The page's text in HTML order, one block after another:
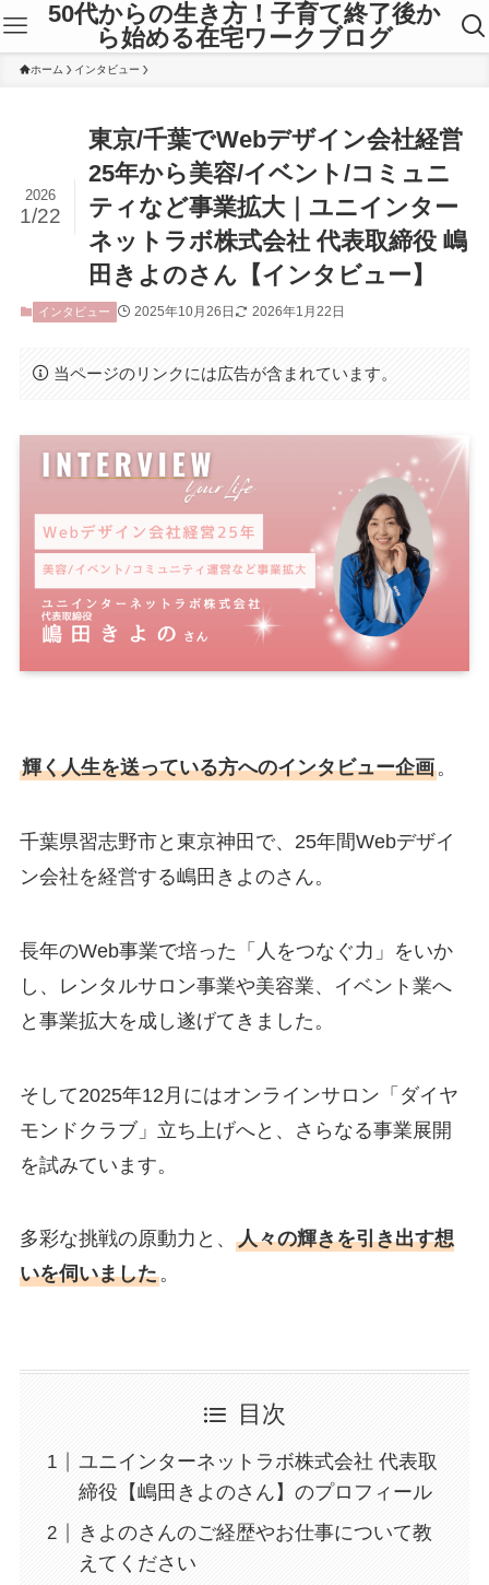
50代からの生き方！子育て終了後か
ら始める在宅ワークブログ
ホーム インタビュー
東京/千葉でWebデザイン会社経営
25年から美容/イベント/コミュニ
ティなど事業拡大｜ユニインター
ネットラボ株式会社 代表取締役 嶋
田きよのさん【インタビュー】
2026
1/22
インタビュー 2025年10月26日 2026年1月22日
当ページのリンクには広告が含まれています。
輝く人生を送っている方へのインタビュー企画。
千葉県習志野市と東京神田で、25年間Webデザイ
ン会社を経営する嶋田きよのさん。
長年のWeb事業で培った「人をつなぐ力」をいか
し、レンタルサロン事業や美容業、イベント業へ
と事業拡大を成し遂げてきました。
そして2025年12月にはオンラインサロン「ダイヤ
モンドクラブ」立ち上げへと、さらなる事業展開
を試みています。
多彩な挑戦の原動力と、 人々の輝きを引き出す想
いを伺いました。
目次
ユニインターネットラボ株式会社 代表取
締役【嶋田きよのさん】のプロフィール
きよのさんのご経歴やお仕事について教
えてください